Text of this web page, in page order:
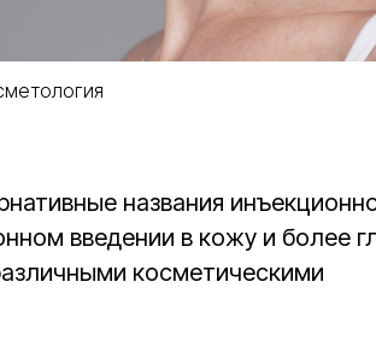
названия
введении в кожу и более
косметическими